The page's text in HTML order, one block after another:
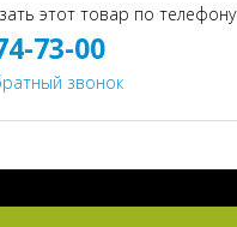
этот товар по телефону
73-00
звонок